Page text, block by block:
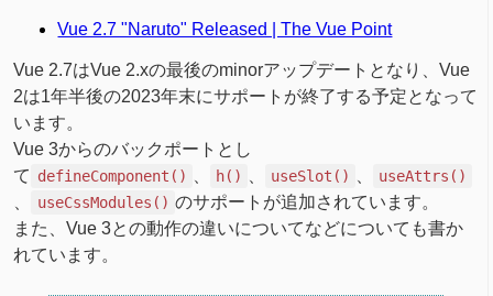
Vue 2.7 "Naruto" Released | The Vue Point
Vue 2.7はVue 2.xの最後のminorアップデートとなり、Vue
2は1年半後の2023年末にサポートが終了する予定となって
います。
Vue 3からのバックポートとし
て defineComponent() h() useSlot() useAttrs()
useCssModules() のサポートが追加されています。
また、Vue 3との動作の違いについてなどについても書か
れています。